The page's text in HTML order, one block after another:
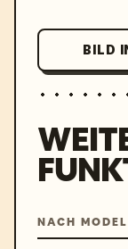
BILD
NACH